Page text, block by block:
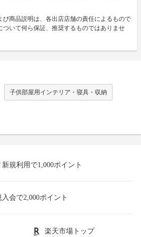
び商品説明は、各出店店舗の責任によるもので
ついて何ら保証、推奨するものではありませ
子供部屋用インテリア・寝具・収納
規利用で1,000ポイント
会で2,000ポイント
楽天市場トップ